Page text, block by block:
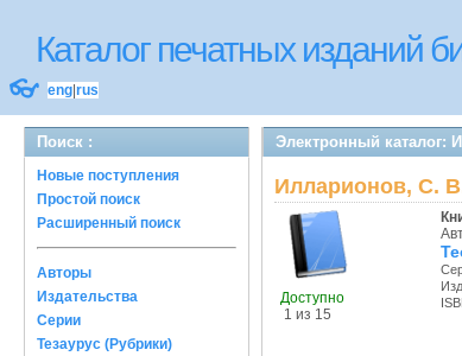
Каталог печатных изданий
👓 eng rus
Поиск :
Новые поступления
Простой поиск
Расширенный поиск
Авторы
Издательства
Серии
Тезаурус (Рубрики)
Электронный каталог:
Илларионов, С.
Доступно
1 из 15